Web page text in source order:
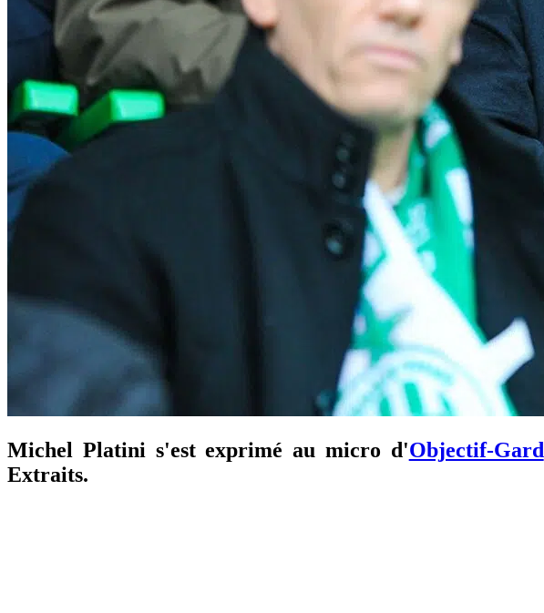
Michel Platini s'est exprimé au micro d'Objectif-Gard
Extraits.